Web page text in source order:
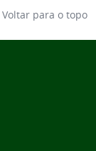
Voltar para o topo